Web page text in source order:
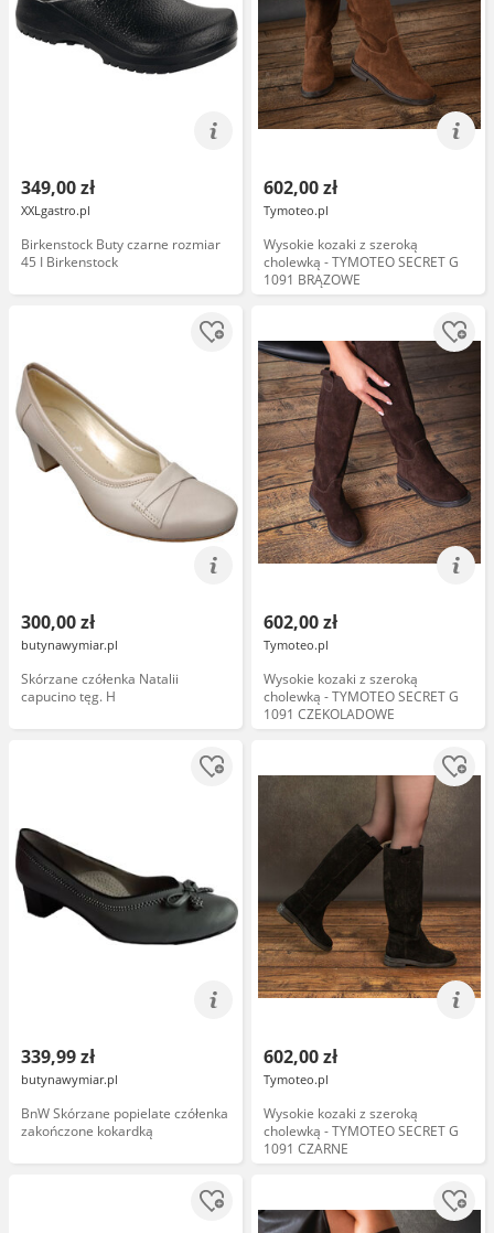
349,00 zł
XXLgastro.pl
Birkenstock Buty czarne rozmiar
45 I Birkenstock
602,00 zł
Tymoteo.pl
Wysokie kozaki z szeroką
cholewką - TYMOTEO SECRET G
1091 BRĄZOWE
300,00 zł
butynawymiar.pl
Skórzane czółenka Natalii
capucino tęg. H
602,00 zł
Tymoteo.pl
Wysokie kozaki z szeroką
cholewką - TYMOTEO SECRET G
1091 CZEKOLADOWE
339,99 zł
butynawymiar.pl
BnW Skórzane popielate czółenka
zakończone kokardką
602,00 zł
Tymoteo.pl
Wysokie kozaki z szeroką
cholewką - TYMOTEO SECRET G
1091 CZARNE